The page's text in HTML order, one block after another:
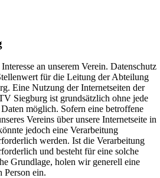
an unserem Verein. Datenschutz
für die Leitung der Abteilung
Eine Nutzung der Internetseiten der
Siegburg ist grundsätzlich ohne jede
möglich. Sofern eine betroffene
Vereins über unsere Internetseite in
jedoch eine Verarbeitung
werden. Ist die Verarbeitung
und besteht für eine solche
Grundlage, holen wir generell eine
ein.